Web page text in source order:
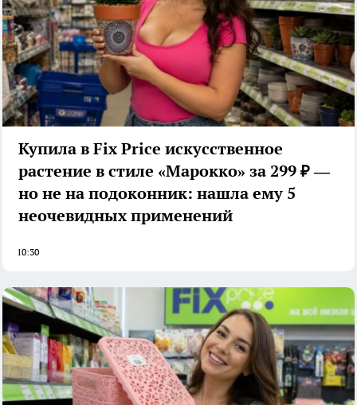
Купила в Fix Price искусственное
растение в стиле «Марокко» за 299 ₽ —
но не на подоконник: нашла ему 5
неочевидных применений
10:30